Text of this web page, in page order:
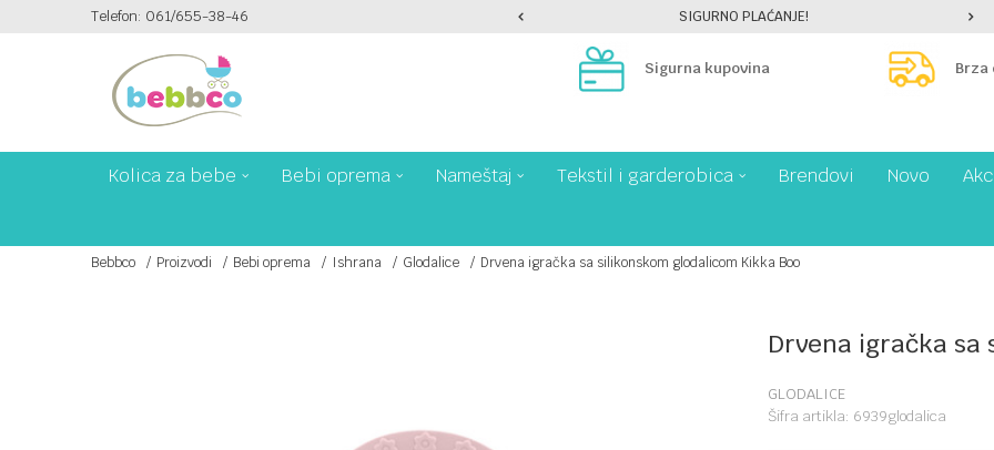
Telefon: 061/655-38-46PLAĆANJE PLATNIM KARTICAMA NA 6 RATA! SIGURNO PLAĆANJE!
Sigurna kupovina Brza
Kolica za bebe Bebi oprema Nameštaj Tekstil i garderobica Brendovi Novo
Bebbco Proizvodi Bebi oprema Ishrana Glodalice Drvena igračka sa silikonskom glodalicom Kikka Boo
Drvena igračka sa
GLODALICE
Šifra artikla: 6939glodalica